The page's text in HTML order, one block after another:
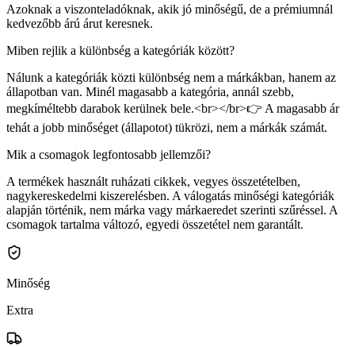
Azoknak a viszonteladóknak, akik jó minőségű, de a prémiumnál
kedvezőbb árú árut keresnek.
Miben rejlik a különbség a kategóriák között?
Nálunk a kategóriák közti különbség nem a márkákban, hanem az
állapotban van. Minél magasabb a kategória, annál szebb,
megkíméltebb darabok kerülnek bele.<br></br>👉 A magasabb ár
tehát a jobb minőséget (állapotot) tükrözi, nem a márkák számát.
Mik a csomagok legfontosabb jellemzői?
A termékek használt ruházati cikkek, vegyes összetételben,
nagykereskedelmi kiszerelésben. A válogatás minőségi kategóriák
alapján történik, nem márka vagy márkaeredet szerinti szűréssel. A
csomagok tartalma változó, egyedi összetétel nem garantált.
Minőség
Extra